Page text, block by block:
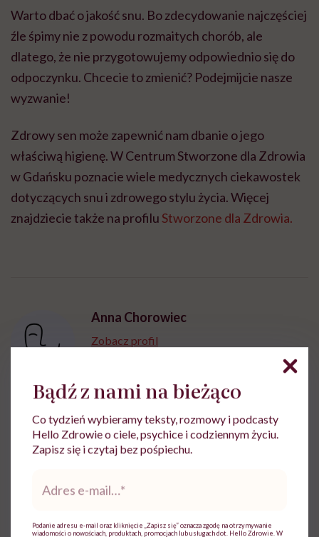
Warto dbać o jakość snu. Bo zdecydowanie najczęściej
źle śpimy nie z powodu rozmaitych chorób, ale
dlatego, że nie przygotowujemy odpowiednio się do
odpoczynku. Chcecie to zmienić? Podejmijcie nasze
wyzwanie!
Zdrowy sen może zapewnić nam dbanie o jego
właściwą higienę. W Centrum Stworzone dla Zdrowia
w Gdańsku poznacie wiele medycznych ciekawostek
dotyczących snu i zdrowego stylu życia. Więcej
znajdziecie także na profilu Stworzone dla Zdrowia.
Anna Chorowiec
Zobacz profil
Udostępnij
Bądź z nami na bieżąco
Co tydzień wybieramy teksty, rozmowy i podcasty
Hello Zdrowie o ciele, psychice i codziennym życiu.
Zapisz się i czytaj bez pośpiechu.
mail*
Podanie adresu e-mail oraz kliknięcie „Zapisz się” oznacza zgodę na otrzymywanie
wiadomości o nowościach, produktach, promocjach lub usługach dot. Hello Zdrowie. W